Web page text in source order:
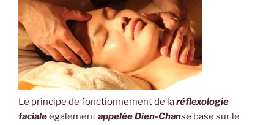
Le principe de fonctionnement de laréflexologie
facialeégalementappeléeDien-Chanse base sur le